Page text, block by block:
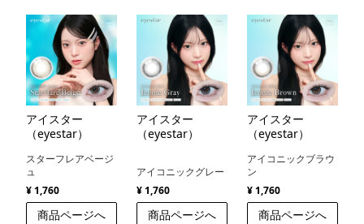
アイスター
（eyestar）
スターフレアベージ
ュ
¥ 1,760
商品ページへ
アイスター
（eyestar）
アイコニックグレー
¥ 1,760
商品ページへ
アイスター
（eyestar）
アイコニックブラウ
ン
¥ 1,760
商品ページへ